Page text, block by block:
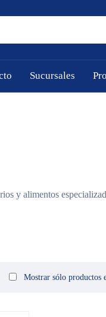
Sucursales
y alimentos
Mostrar sólo productos